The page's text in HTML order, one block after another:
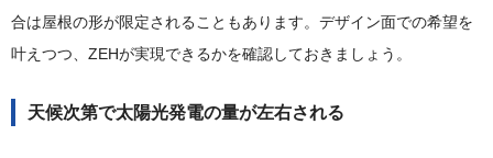
合は屋根の形が限定されることもあります。デザイン面での希望を
叶えつつ、ZEHが実現できるかを確認しておきましょう。
天候次第で太陽光発電の量が左右される